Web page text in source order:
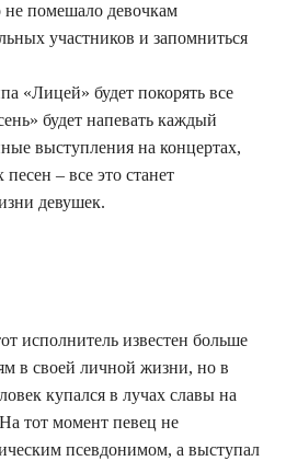
не помешало девочкам
участников и запомниться
«Лицей» будет покорять все
будет напевать каждый
выступления на концертах,
– все это станет
девушек.
исполнитель известен больше
в своей личной жизни, но в
купался в лучах славы на
тот момент певец не
псевдонимом, а выступал